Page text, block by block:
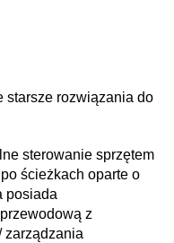
starsze rozwiązania do
sterowanie sprzętem
ścieżkach oparte o
posiada
z
zarządzania